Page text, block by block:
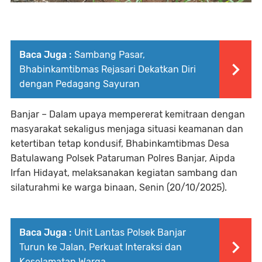
Baca Juga : Sambang Pasar,
Bhabinkamtibmas Rejasari Dekatkan Diri
dengan Pedagang Sayuran
Banjar – Dalam upaya mempererat kemitraan dengan
masyarakat sekaligus menjaga situasi keamanan dan
ketertiban tetap kondusif, Bhabinkamtibmas Desa
Batulawang Polsek Pataruman Polres Banjar, Aipda
Irfan Hidayat, melaksanakan kegiatan sambang dan
silaturahmi ke warga binaan, Senin (20/10/2025).
Baca Juga : Unit Lantas Polsek Banjar
Turun ke Jalan, Perkuat Interaksi dan